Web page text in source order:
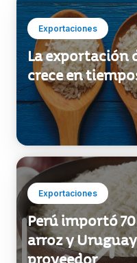
La exportación
crece en
Exportaciones
Perú importó
arroz y
proveedor